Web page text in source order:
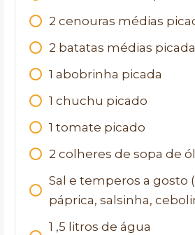
2 cenouras médias
2 batatas médias
1 abobrinha picada
1 chuchu picado
1 tomate picado
2 colheres de sopa de
Sal e temperos a gosto
páprica, salsinha,
1 ,5 litros de água